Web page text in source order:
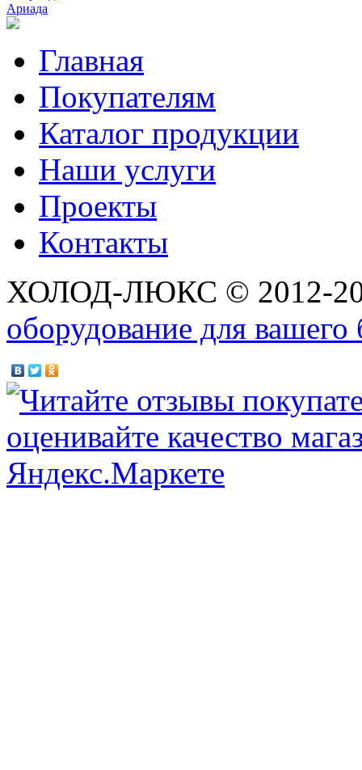
Ариада
Главная
Покупателям
Каталог продукции
Наши услуги
Проекты
Контакты
ХОЛОД-ЛЮКС © 2012-
оборудование для вашего